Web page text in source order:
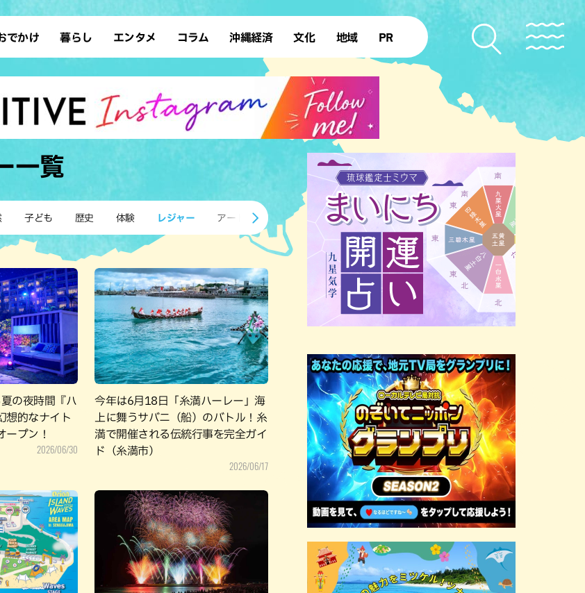
沖縄そば
カフェ
和食・日本料理
アジア・エスニック
焼鳥・串料理
居酒屋・バー
グ スイーツ
カレー
タコス・タコライス
でかけ
デート ドライブ
散歩 ソロ活
サウナ 公園
暮らし
レシピ SDGs
ファッション ローカルニュース
沖縄移住 沖縄旧暦行事
エンタメ
スポーツ 占い
タレント・芸人 テレビ
コラム 沖縄経済 文化
復帰50年
地域
本島北部
本島南部 先島諸島
北部離島
PR
一覧
子ども 歴史 体験 レジャー アート ショッピング ホテル サウナ 公園 沖縄の海
の夜時間『ハ
想的なナイト
ープン！
2026/06/30
今年は6月18日「糸満ハーレー」海
上に舞うサバニ（船）のバトル！糸
満で開催される伝統行事を完全ガイ
ド（糸満市）
2026/06/17